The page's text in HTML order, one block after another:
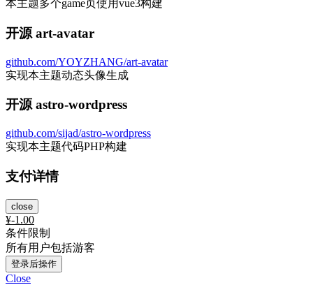
本主题多个game页使用vue3构建
开源 art-avatar
github.com/YOYZHANG/art-avatar
实现本主题动态头像生成
开源 astro-wordpress
github.com/sijad/astro-wordpress
实现本主题代码PHP构建
支付详情
close
¥-1.00
条件限制
所有用户包括游客
登录后操作
Close